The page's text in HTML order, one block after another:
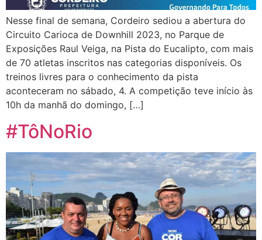
Nesse final de semana, Cordeiro sediou a abertura do
Circuito Carioca de Downhill 2023, no Parque de
Exposições Raul Veiga, na Pista do Eucalipto, com mais
de 70 atletas inscritos nas categorias disponíveis. Os
treinos livres para o conhecimento da pista
aconteceram no sábado, 4. A competição teve início às
10h da manhã do domingo, […]
#TôNoRio